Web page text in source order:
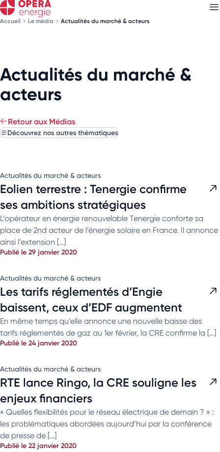
Accueil Le média Actualités du marché & acteurs
Actualités du marché &
acteurs
Retour aux Médias
Découvrez nos autres thématiques
Actualités du marché & acteurs
Eolien terrestre : Tenergie confirme
ses ambitions stratégiques
L’opérateur en énergie renouvelable Tenergie conforte sa
place de 2nd acteur de l’énergie solaire en France. Il annonce
ainsi l’extension […]
Publié le 29 janvier 2020
Actualités du marché & acteurs
Les tarifs réglementés d’Engie
baissent, ceux d’EDF augmentent
En même temps qu’elle annonce une nouvelle baisse des
tarifs réglementés de gaz au 1er février, la CRE confirme la […]
Publié le 24 janvier 2020
Actualités du marché & acteurs
RTE lance Ringo, la CRE souligne les
enjeux financiers
« Quelles flexibilités pour le réseau électrique de demain ?​ » :
les problématiques abordées aujourd’hui par la conférence
de presse de […]
Publié le 22 janvier 2020
Choisissez les newsletters qui vous intéressent